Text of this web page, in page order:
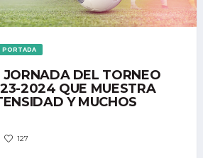
PORTADA
JORNADA DEL TORNEO
2024 QUE MUESTRA
Y MUCHOS
127